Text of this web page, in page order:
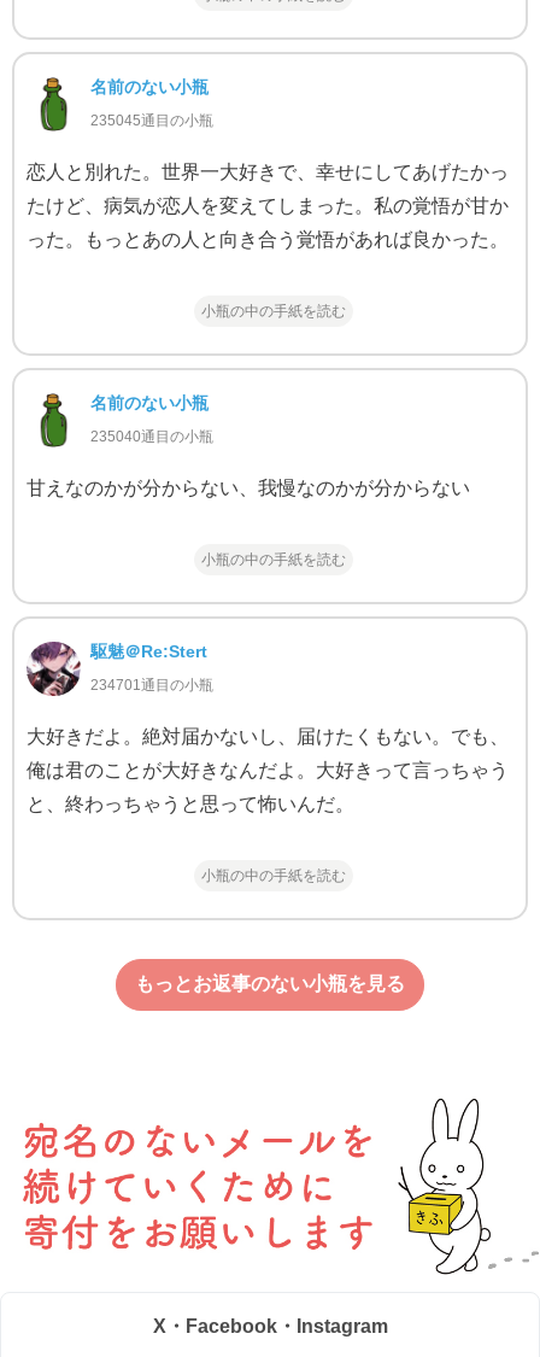
名前のない小瓶
235045通目の小瓶
恋人と別れた。世界一大好きで、幸せにしてあげたかっ
たけど、病気が恋人を変えてしまった。私の覚悟が甘か
った。もっとあの人と向き合う覚悟があれば良かった。
小瓶の中の手紙を読む
名前のない小瓶
235040通目の小瓶
甘えなのかが分からない、我慢なのかが分からない
小瓶の中の手紙を読む
駆魅＠Re:Stert
234701通目の小瓶
大好きだよ。絶対届かないし、届けたくもない。でも、
俺は君のことが大好きなんだよ。大好きって言っちゃう
と、終わっちゃうと思って怖いんだ。
小瓶の中の手紙を読む
もっとお返事のない小瓶を見る
X・Facebook・Instagram